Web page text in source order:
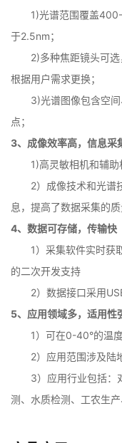
1)光谱范围覆盖
于2.5nm；
2)多种焦距镜头可
根据用户需求更换；
3)光谱图像包含空
点；
3、成像效率高，信息采
1)高灵敏相机和辅助
2）成像技术和光谱
息，提高了数据采集的质
4、数据可存储，传输快
1）采集软件实时获
的二次开发支持
2）数据接口采用
5、应用领域多，适用性
1）可在0-40°的温度
2）应用范围涉及陆
3）应用行业包括：
测、水质检测、工农生产